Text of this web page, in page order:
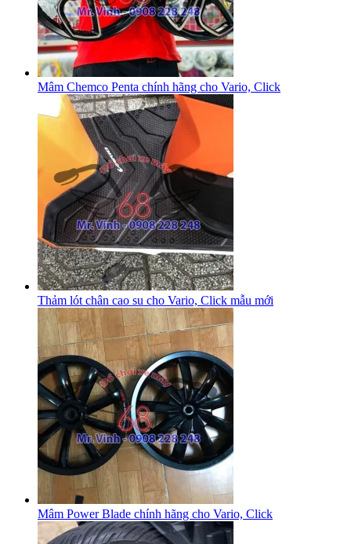
Mâm Chemco Penta chính hãng cho Vario, Click
Thảm lót chân cao su cho Vario, Click mẫu mới
Mâm Power Blade chính hãng cho Vario, Click